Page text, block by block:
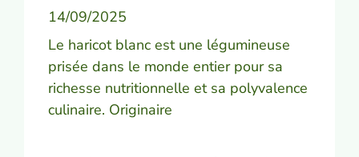
14/09/2025
Le haricot blanc est une légumineuse
prisée dans le monde entier pour sa
richesse nutritionnelle et sa polyvalence
culinaire. Originaire